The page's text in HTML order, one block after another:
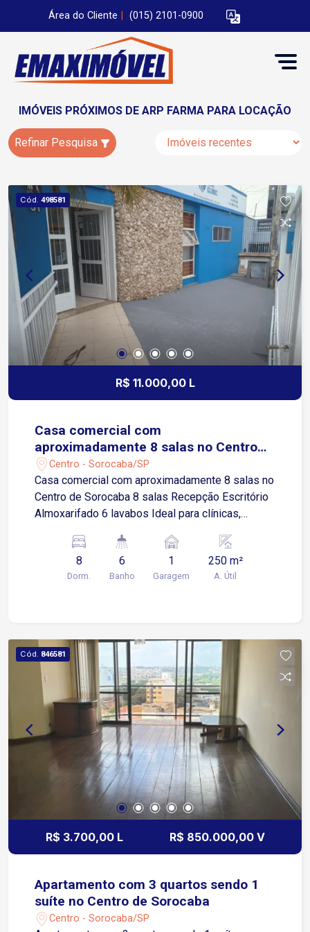
Área do Cliente (015) 2101-0900
IMÓVEIS PRÓXIMOS DE ARP FARMA PARA LOCAÇÃO
Refinar Pesquisa
Cód. 498581
R$ 11.000,00 L
Casa comercial com
aproximadamente 8 salas no Centro
de Sorocaba
Centro - Sorocaba/SP
Casa comercial com aproximadamente 8 salas no
Centro de Sorocaba 8 salas Recepção Escritório
Almoxarifado 6 lavabos Ideal para clínicas,
cursos, espaços administrativos, clínicas de
estética, coworkings e diversos outros
segmentos Sobre a localização Localizada na
de mobilidade e comércio Aproximadamente 3
minutos da Avenida General Osório Fácil acesso
às principais regiões da cidade e às principais
vias de ligação Próxima a bancos, cartórios,
órgãos públicos, hospitais, clínicas, restaurantes,
estacionamentos, comércios e ampla rede de
serviços Região com grande circulação de
pessoas e excelente acesso por transporte
público Localização estratégica para empresas
que buscam visibilidade, praticidade e facilidade
de deslocamento
8
Dorm.
6
Banho
1
Garagem
250 m²
A. Útil
Cód. 846581
R$ 3.700,00 L R$ 850.000,00 V
Apartamento com 3 quartos sendo 1
suíte no Centro de Sorocaba
Centro - Sorocaba/SP